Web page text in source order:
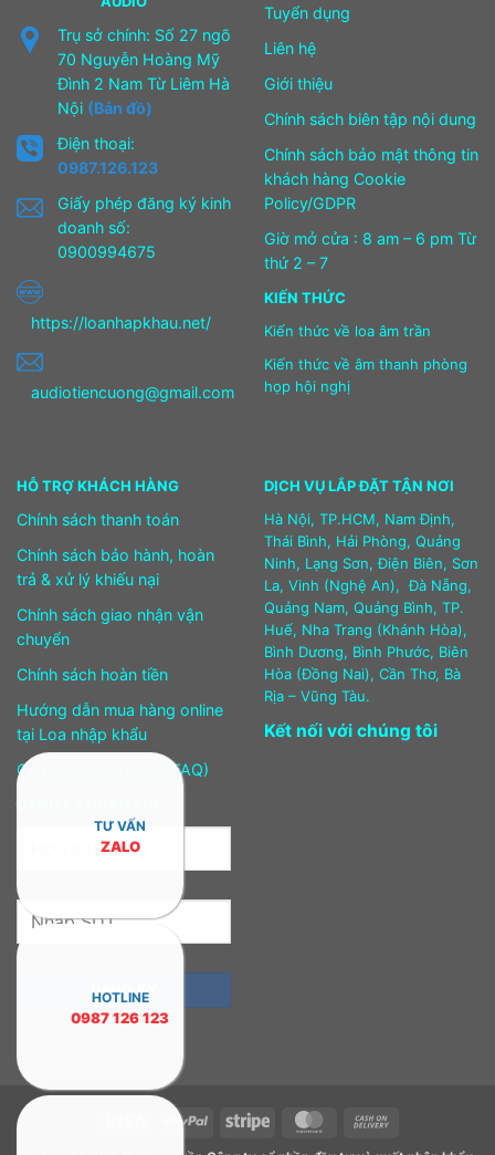
Trụ sở chính: Số 27 ngõ
70 Nguyễn Hoàng Mỹ
Đình 2 Nam Từ Liêm Hà
Nội (Bản đồ)
Điện thoại:
0987.126.123
Giấy phép đăng ký kinh
doanh số:
0900994675
https://loanhapkhau.net/
audiotiencuong@gmail.com
Tuyển dụng
Liên hệ
Giới thiệu
Chính sách biên tập nội dung
Chính sách bảo mật thông tin
khách hàng Cookie
Policy/GDPR
Giờ mở cửa : 8 am – 6 pm Từ
thứ 2 – 7
KIẾN THỨC
Kiến thức về loa âm trần
Kiến thức về âm thanh phòng
họp hội nghị
HỖ TRỢ KHÁCH HÀNG
Chính sách thanh toán
Chính sách bảo hành, hoàn
trả & xử lý khiếu nại
Chính sách giao nhận vận
chuyển
Chính sách hoàn tiền
Hướng dẫn mua hàng online
tại Loa nhập khẩu
Câu hỏi thường gặp (FAQ)
DỊCH VỤ LẮP ĐẶT TẬN NƠI
Hà Nội, TP.HCM, Nam Định,
Thái Bình, Hải Phòng, Quảng
Ninh, Lạng Sơn, Điện Biên, Sơn
La, Vinh (Nghệ An), Đà Nẵng,
Quảng Nam, Quảng Bình, TP.
Huế, Nha Trang (Khánh Hòa),
Bình Dương, Bình Phước, Biên
Hòa (Đồng Nai), Cần Thơ, Bà
Rịa – Vũng Tàu.
Kết nối với chúng tôi
PayPal Stripe MasterCard
TƯ VẤN
ZALO
HOTLINE
0987 126 123